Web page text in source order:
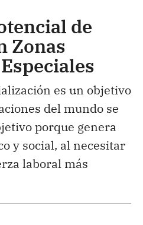
de
Zonas
es un objetivo
del mundo se
porque genera
y social, al necesitar
laboral más